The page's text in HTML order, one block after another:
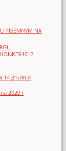
PISEMNYM NA
14 grudnia
2020 r